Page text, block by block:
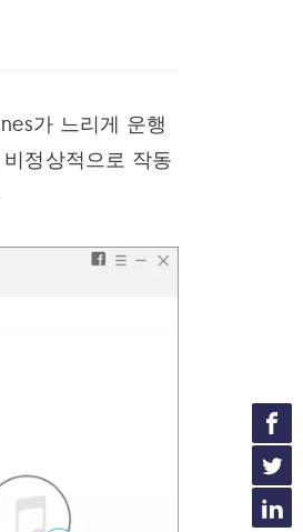
가 느리게 운행
정상적으로 작동